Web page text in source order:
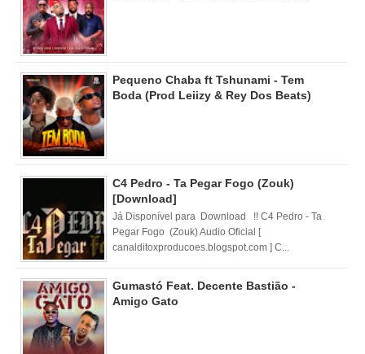
Pequeno Chaba ft Tshunami - Tem
Boda (Prod Leiizy & Rey Dos Beats)
C4 Pedro - Ta Pegar Fogo (Zouk)
[Download]
Já Disponível para Download !! C4 Pedro - Ta
Pegar Fogo (Zouk) Audio Oficial [
canalditoxproducoes.blogspot.com ] C...
Gumastó Feat. Decente Bastião -
Amigo Gato